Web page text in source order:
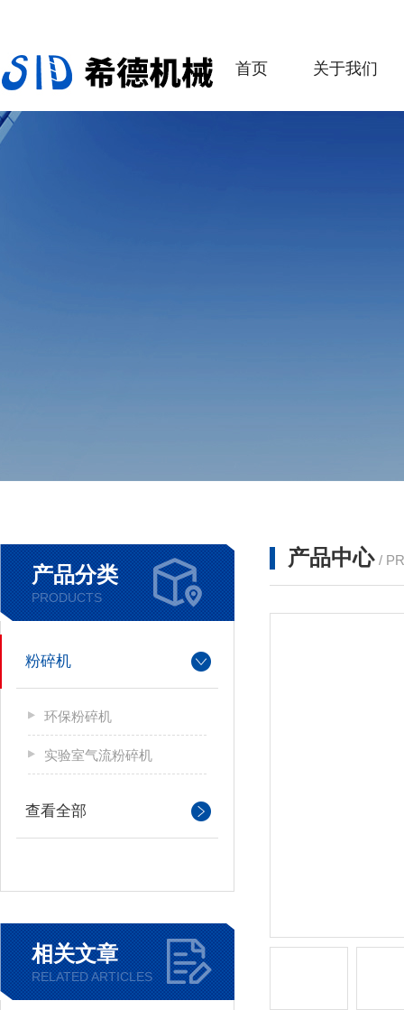
首页 关于我们
产品分类
PRODUCTS
粉碎机
环保粉碎机
实验室气流粉碎机
查看全部
相关文章
RELATED ARTICLES
产品中心 /